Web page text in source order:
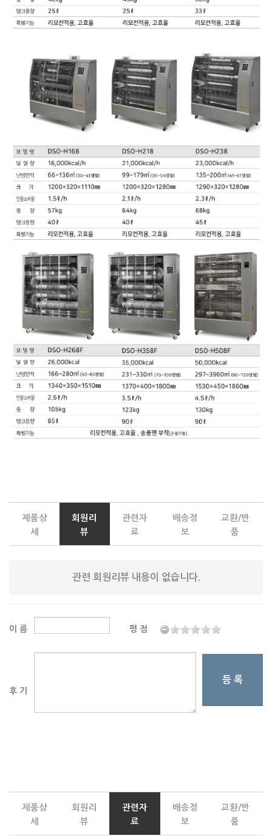
제품상
세
회원리
뷰
관련자
료
배송정
보
교환/반
품
관련 회원리뷰 내용이 없습니다.
이 름 평 점
후 기
등 록
제품상
세
회원리
뷰
관련자
료
배송정
보
교환/반
품